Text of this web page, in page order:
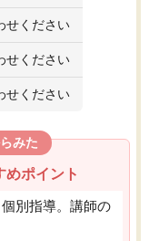
せください
せください
せください
みた
めポイント
別指導。講師の